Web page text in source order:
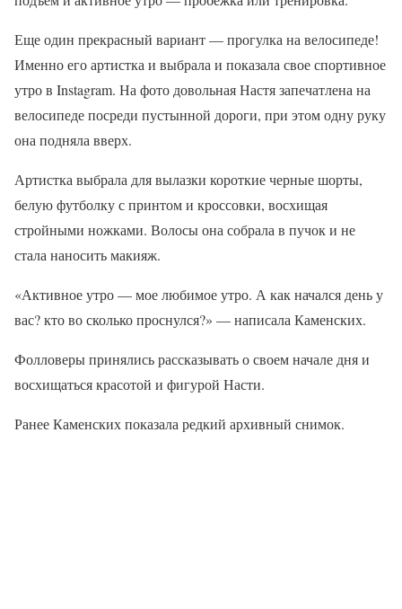
Еще один прекрасный вариант — прогулка на велосипеде!
Именно его артистка и выбрала и показала свое спортивное
утро в Instagram. На фото довольная Настя запечатлена на
велосипеде посреди пустынной дороги, при этом одну руку
она подняла вверх.
Артистка выбрала для вылазки короткие черные шорты,
белую футболку с принтом и кроссовки, восхищая
стройными ножками. Волосы она собрала в пучок и не
стала наносить макияж.
«Активное утро — мое любимое утро. А как начался день у
вас? кто во сколько проснулся?» — написала Каменских.
Фолловеры принялись рассказывать о своем начале дня и
восхищаться красотой и фигурой Насти.
Ранее Каменских показала редкий архивный снимок.